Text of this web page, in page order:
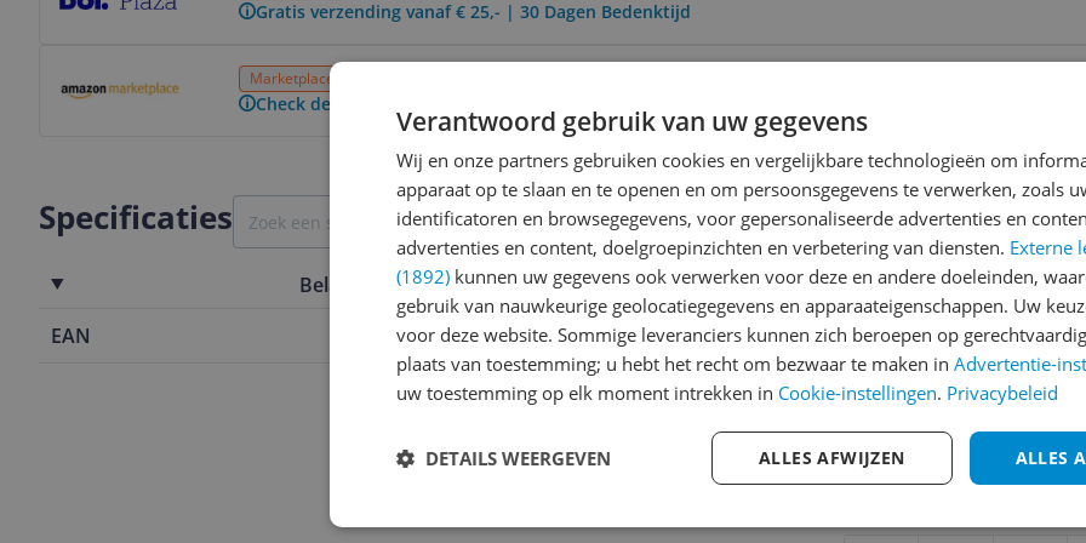
Gratis verzending vanaf € 25,- | 30 Dagen Bedenktijd
Marketplace
Check de website voor de levertijd | Gratis bezorgd > €20,-
Specificaties
Belangrijkste kenmerken
EAN
8714572082655
Reviews
Er zijn nog geen
Heb jij dit product in bezit
met het schrijven van je
een review gemiddeld
andere bezoekers een
Cijfer
Verantwoord gebruik van uw gegevens
Wij en onze partners gebruiken cookies en vergelijkbare technologieën om
apparaat op te slaan en te openen en om persoonsgegevens te verwerken, zoals
identificatoren en browsegegevens, voor gepersonaliseerde advertenties en
advertenties en content, doelgroepinzichten en verbetering van diensten. Externe
(1892) kunnen uw gegevens ook verwerken voor deze en andere doeleinden,
gebruik van nauwkeurige geolocatiegegevens en apparaateigenschappen. Uw
voor deze website. Sommige leveranciers kunnen zich beroepen op
plaats van toestemming; u hebt het recht om bezwaar te maken in Advertentie-
uw toestemming op elk moment intrekken in Cookie-instellingen. Privacybeleid
ALLES
ALLES AFWIJZEN
DETAILS WEERGEVEN